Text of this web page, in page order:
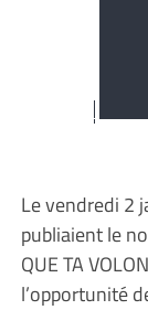
Le vendredi 2
publiaient le
QUE TA
l’opportunité